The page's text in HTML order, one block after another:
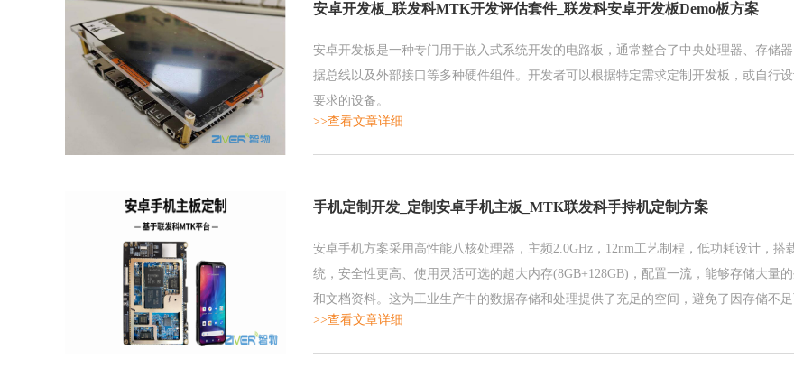
安卓开发板_联发科MTK开发评估套件_联发科安卓开发板Demo板方案
安卓开发板是一种专门用于嵌入式系统开发的电路板，通常整合了中央处理器、存储
据总线以及外部接口等多种硬件组件。开发者可以根据特定需求定制开发板，或自行
要求的设备。
>>查看文章详细
手机定制开发_定制安卓手机主板_MTK联发科手持机定制方案
安卓手机方案采用高性能八核处理器，主频2.0GHz，12nm工艺制程，低功耗设计，搭
统，安全性更高、使用灵活可选的超大内存(8GB+128GB)，配置一流，能够存储大量
和文档资料。这为工业生产中的数据存储和处理提供了充足的空间，避免了因存储不
数据丢失。
>>查看文章详细